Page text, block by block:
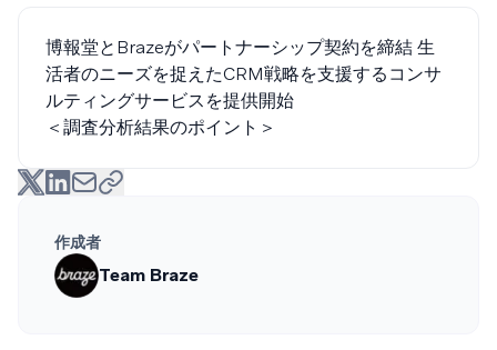
博報堂とBrazeがパートナーシップ契約を締結 生
活者のニーズを捉えたCRM戦略を支援するコンサ
ルティングサービスを提供開始
＜調査分析結果のポイント＞
作成者
Team Braze